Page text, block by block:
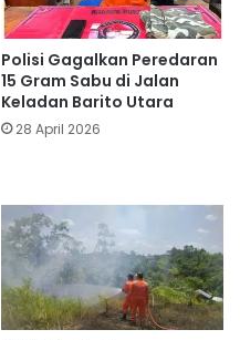
Polisi Gagalkan Peredaran
15 Gram Sabu di Jalan
Keladan Barito Utara
28 April 2026